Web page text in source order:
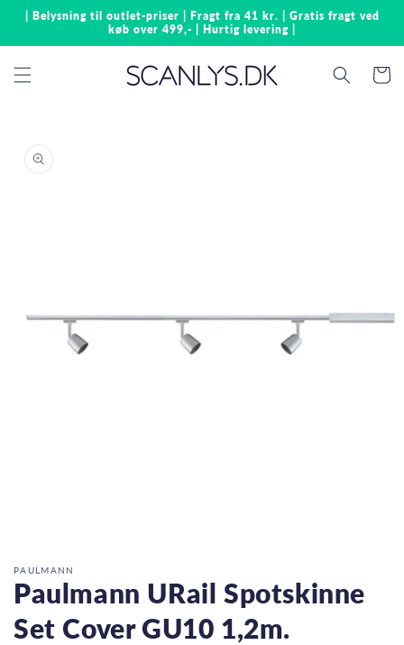
Gå til
| Belysning til outlet-priser | Fragt fra 41 kr. | Gratis fragt ved
køb over 499,- | Hurtig levering |
i
PAULMANN
Paulmann URail Spotskinne
Set Cover GU10 1,2m.